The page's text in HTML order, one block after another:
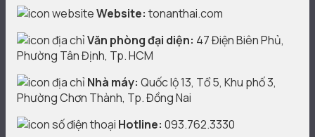
Website: tonanthai.com
Văn phòng đại diện: 47 Điện Biên Phủ,
Phường Tân Định, Tp. HCM
Nhà máy: Quốc lộ 13, Tổ 5, Khu phố 3,
Phường Chơn Thành, Tp. Đồng Nai
Hotline: 093.762.3330